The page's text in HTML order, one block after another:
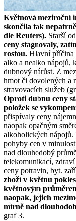
Květnová meziroční
skončila tak
dle Reuters). Starší
ceny stagnovaly,
rostou. Hlavní příčina
alko a nealko nápojů,
dubnový nárůst. Z
hmot či dovolených a
stravovacích služeb
Oproti dubnu ceny
položek se
přispívaly ceny
naopak opačným
alkoholických nápojů.
pohyby cen v
nad dlouhodobý
telekomunikací,
ceny potravin, byt.
zboží v květnu
květnovým
naopak, jejich
mírně nad
graf 3.